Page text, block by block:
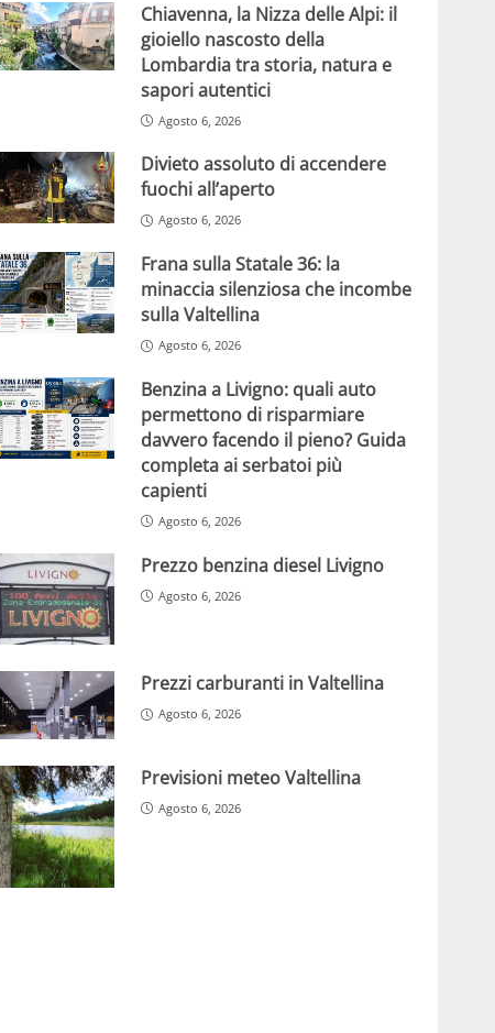
Chiavenna, la Nizza delle Alpi: il
gioiello nascosto della
Lombardia tra storia, natura e
sapori autentici
Agosto 6, 2026
Divieto assoluto di accendere
fuochi all’aperto
Agosto 6, 2026
Frana sulla Statale 36: la
minaccia silenziosa che incombe
sulla Valtellina
Agosto 6, 2026
Benzina a Livigno: quali auto
permettono di risparmiare
davvero facendo il pieno? Guida
completa ai serbatoi più
capienti
Agosto 6, 2026
Prezzo benzina diesel Livigno
Agosto 6, 2026
Prezzi carburanti in Valtellina
Agosto 6, 2026
Previsioni meteo Valtellina
Agosto 6, 2026